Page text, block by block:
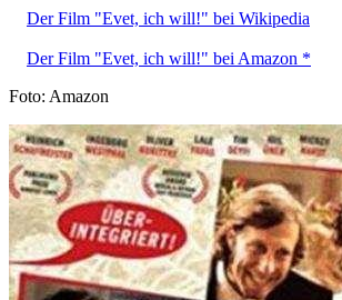
Der Film "Evet, ich will!" bei Wikipedia
Der Film "Evet, ich will!" bei Amazon *
Foto: Amazon